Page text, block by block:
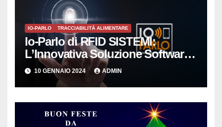
IO-PARLO TRACCIABILITÀ ALIMENTARE
Io-Parlo di RFID SISTEMI:
L’Innovativa Soluzione Software
per la Gestione Intelligente delle
Copie Digitali
10 GENNAIO 2024 ADMIN